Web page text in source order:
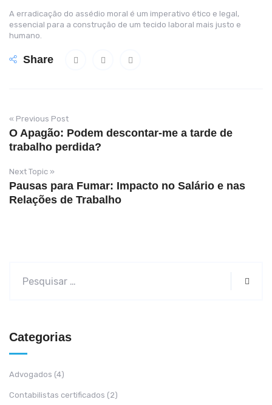
A erradicação do assédio moral é um imperativo ético e legal,
essencial para a construção de um tecido laboral mais justo e
humano.
Share
« Previous Post
O Apagão: Podem descontar-me a tarde de
trabalho perdida?
Next Topic »
Pausas para Fumar: Impacto no Salário e nas
Relações de Trabalho
Categorias
Advogados (4)
Contabilistas certificados (2)